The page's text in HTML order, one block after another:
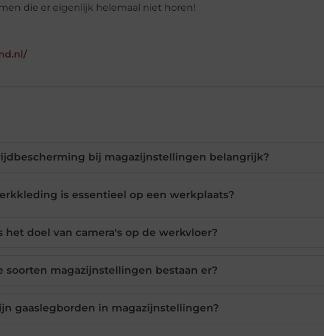
die er eigenlijk helemaal niet horen!
bij magazijnstellingen belangrijk?
is essentieel op een werkplaats?
het doel van camera's op de werkvloer?
soorten magazijnstellingen bestaan er?
gaaslegborden in magazijnstellingen?